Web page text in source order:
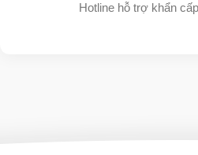
Hotline hỗ trợ khẩn